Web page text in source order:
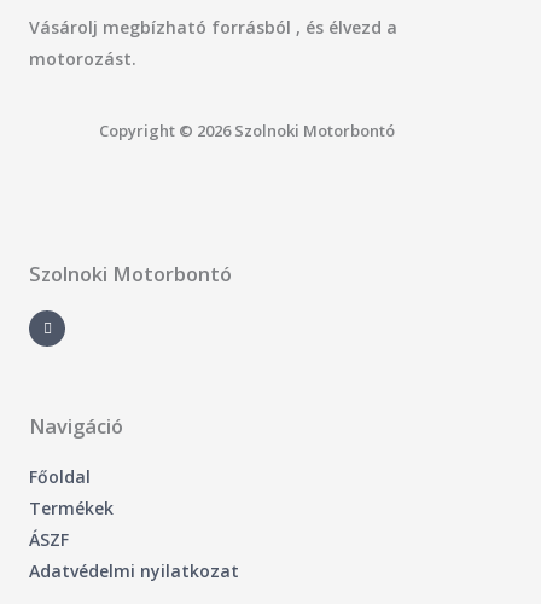
Vásárolj megbízható forrásból , és élvezd a
motorozást.
Copyright © 2026 Szolnoki Motorbontó
Szolnoki Motorbontó
a
c
e
-
f
Navigáció
Főoldal
Termékek
ÁSZF
Adatvédelmi nyilatkozat